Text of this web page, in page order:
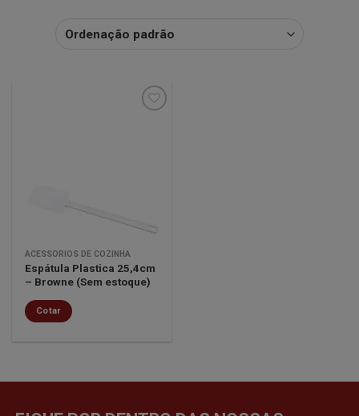
ACESSÓRIOS DE COZINHA
Espátula Plastica 25,4cm
– Browne (Sem estoque)
Cotar